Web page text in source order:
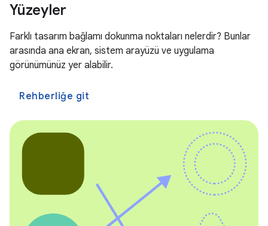
Yüzeyler
Farklı tasarım bağlamı dokunma noktaları nelerdir? Bunlar
arasında ana ekran, sistem arayüzü ve uygulama
görünümünüz yer alabilir.
Rehberliğe git